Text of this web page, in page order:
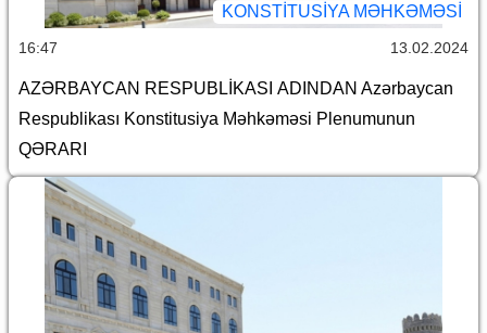
KONSTITUSIYA MƏHKƏMƏSI
16:47 13.02.2024
AZƏRBAYCAN RESPUBLİKASI ADINDAN Azərbaycan
Respublikası Konstitusiya Məhkəməsi Plenumunun
QƏRARI